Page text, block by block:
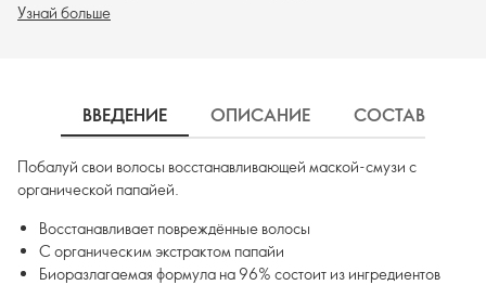
Узнай больше
ВВЕДЕНИЕ ОПИСАНИЕ СОСТАВ
Побалуй свои волосы восстанавливающей маской-смузи с
органической папайей.
Восстанавливает повреждённые волосы
С органическим экстрактом папайи
Биоразлагаемая формула на 96% состоит из ингредиентов